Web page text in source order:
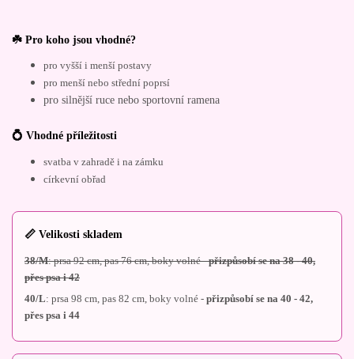
☘️ Pro koho jsou vhodné?
pro vyšší i menší postavy
pro menší nebo střední poprsí
pro silnější ruce nebo sportovní ramena
💍 Vhodné příležitosti
svatba v zahradě i na zámku
církevní obřad
📏 Velikosti skladem
38/M: prsa 92 cm, pas 76 cm, boky volné -přizpůsobí se na 38 - 40,
přes psa i 42
40/L: prsa 98 cm, pas 82 cm, boky volné - přizpůsobí se na 40 - 42,
přes psa i 44